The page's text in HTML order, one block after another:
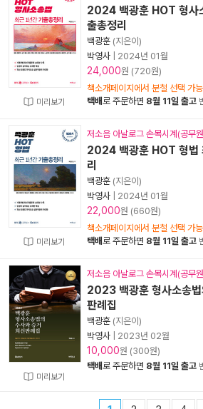
미리보기
2024 백광훈 HOT 형사
출총정리
백광훈 (지은이)
박영사
2024년 01월
24,000원 (720원)
책소개페이지에서 분철 선택 가능
택배로 주문하면 8월 11일 출고
미리보기
저소음 아날로그 손목시계(공무
2024 백광훈 HOT 형법
리
백광훈 (지은이)
박영사
2024년 01월
22,000원 (660원)
책소개페이지에서 분철 선택 가능
택배로 주문하면 8월 11일 출고
미리보기
저소음 아날로그 손목시계(공무
2023 백광훈 형사소송
판례집
백광훈 (지은이)
박영사
2023년 02월
10,000원 (300원)
택배로 주문하면 8월 11일 출고